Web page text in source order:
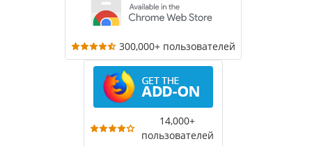
300,000+ пользователей
14,000+
пользователей